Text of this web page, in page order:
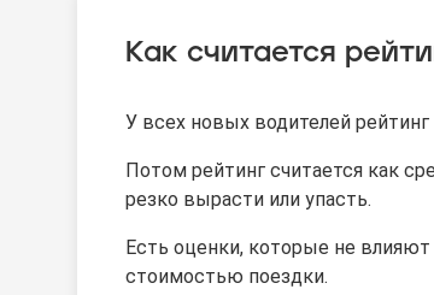
Как считается
У всех новых водителей рейтинг
Потом рейтинг считается как
резко вырасти или упасть.
Есть оценки, которые не влияют
стоимостью поездки.